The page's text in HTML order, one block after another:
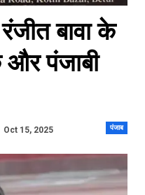
बावा के
पंजाबी
पंजाब
Oct 15, 2025